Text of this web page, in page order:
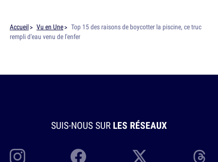
Accueil Vu en Une
Top 15 des raisons de boycotter la piscine, ce truc
rempli d'eau venu de l'enfer
SUIS-NOUS SUR LES RÉSEAUX